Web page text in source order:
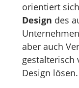
orientiert
Design des
aber auch
gestalterisch
Design lösen.